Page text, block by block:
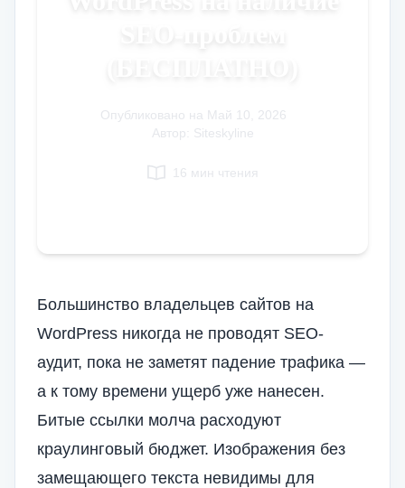
Опубликовано на Май 10, 2026
Автор: Siteskyline
16 мин чтения
Большинство владельцев сайтов на
WordPress никогда не проводят SEO-
аудит, пока не заметят падение трафика —
а к тому времени ущерб уже нанесен.
Битые ссылки молча расходуют
краулинговый бюджет. Изображения без
замещающего текста невидимы для